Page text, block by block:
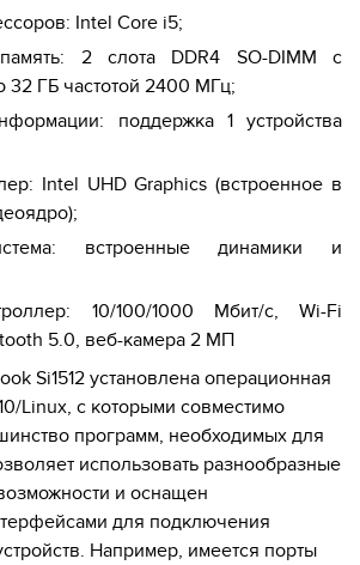
Intel Core i5;
2 слота DDR4 SO-DIMM с
32 ГБ частотой 2400 МГц;
поддержка 1 устройства
Intel UHD Graphics (встроенное в
встроенные динамики и
10/100/1000 Мбит/с, Wi-Fi
5.0, веб-камера 2 МП
Si1512 установлена операционная
Linux, с которыми совместимо
программ, необходимых для
использовать разнообразные
и оснащен
для подключения
Например, имеется порты